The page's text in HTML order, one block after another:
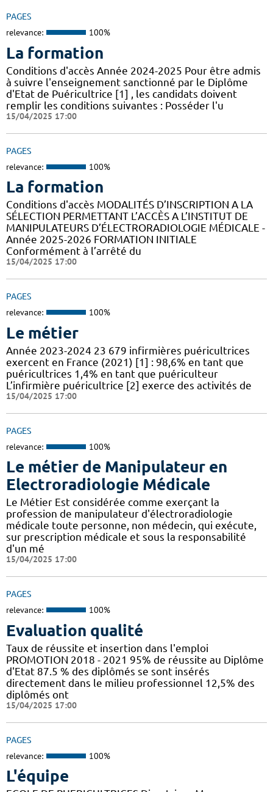
PAGES
relevance: 100%
La formation
Conditions d'accès Année 2024-2025 Pour être admis
à suivre l'enseignement sanctionné par le Diplôme
d'Etat de Puéricultrice [1] , les candidats doivent
remplir les conditions suivantes : Posséder l'u
15/04/2025 17:00
PAGES
relevance: 100%
La formation
Conditions d'accès MODALITÉS D’INSCRIPTION A LA
SÉLECTION PERMETTANT L’ACCÈS A L’INSTITUT DE
MANIPULATEURS D’ÉLECTRORADIOLOGIE MÉDICALE -
Année 2025-2026 FORMATION INITIALE
Conformément à l’arrêté du
15/04/2025 17:00
PAGES
relevance: 100%
Le métier
Année 2023-2024 23 679 infirmières puéricultrices
exercent en France (2021) [1] : 98,6% en tant que
puéricultrices 1,4% en tant que puériculteur
L’infirmière puéricultrice [2] exerce des activités de
15/04/2025 17:00
PAGES
relevance: 100%
Le métier de Manipulateur en
Electroradiologie Médicale
Le Métier Est considérée comme exerçant la
profession de manipulateur d'électroradiologie
médicale toute personne, non médecin, qui exécute,
sur prescription médicale et sous la responsabilité
d'un mé
15/04/2025 17:00
PAGES
relevance: 100%
Evaluation qualité
Taux de réussite et insertion dans l'emploi
PROMOTION 2018 - 2021 95% de réussite au Diplôme
d'Etat 87.5 % des diplômés se sont insérés
directement dans le milieu professionnel 12,5% des
diplômés ont
15/04/2025 17:00
PAGES
relevance: 100%
L'équipe